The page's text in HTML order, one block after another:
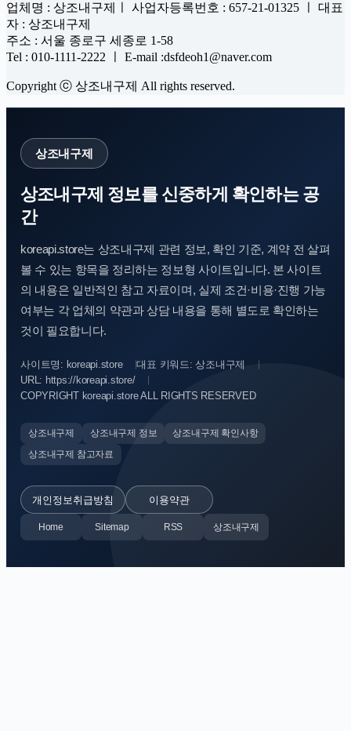
업체명 : 상조내구제ㅣ 사업자등록번호 : 657-21-01325 ㅣ 대표
자 : 상조내구제
주소 : 서울 종로구 세종로 1-58
Tel : 010-1111-2222 ㅣ E-mail :dsfdeoh1@naver.com
Copyright ⓒ 상조내구제 All rights reserved.
상조내구제
상조내구제 정보를 신중하게 확인하는 공
간
koreapi.store는 상조내구제 관련 정보, 확인 기준, 계약 전 살펴
볼 수 있는 항목을 정리하는 정보형 사이트입니다. 본 사이트
의 내용은 일반적인 참고 자료이며, 실제 조건·비용·진행 가능
여부는 각 업체의 약관과 상담 내용을 통해 별도로 확인하는
것이 필요합니다.
사이트명: koreapi.store
대표 키워드: 상조내구제
URL: https://koreapi.store/
COPYRIGHT koreapi.store ALL RIGHTS RESERVED
상조내구제 상조내구제 정보
상조내구제 확인사항
상조내구제 참고자료
개인정보취급방침 이용약관
Home Sitemap RSS 상조내구제